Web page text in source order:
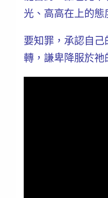
光、高高在上的態
要知罪，承認自
轉，謙卑降服於祂